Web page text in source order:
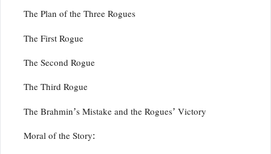
The Plan of the Three Rogues
The First Rogue
The Second Rogue
The Third Rogue
The Brahmin’s Mistake and the Rogues’ Victory
Moral of the Story: